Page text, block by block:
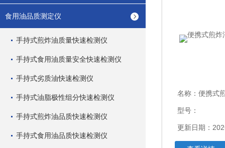
食用油品质测定仪
手持式煎炸油质量快速检测仪
手持式食用油质量安全快速检测仪
手持式劣质油快速检测仪
手持式油脂极性组分快速检测仪
手持式煎炸油品质快速检测仪
手持式食用油品质快速检测仪
名称： 便携式煎
型号：
更新日期：